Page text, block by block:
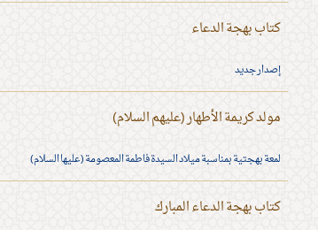
كتاب بهجة الدعاء
إصدار جديد
مولد كريمة الأطهار (عليهم السلام)
لمعة بهجتية بمناسبة ميلاد السيدة فاطمة المعصومة (عليها السلام)
كتاب بهجة الدعاء المبارك